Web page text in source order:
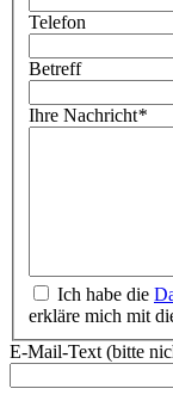
Telefon
Betreff
Ihre Nachricht*
Ich habe die
erkläre mich mit
E-Mail-Text (bitte